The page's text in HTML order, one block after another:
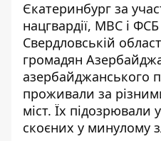
Єкатеринбург за
нацгвардії, МВС і ФСБ
Свердловській
громадян
азербайджанського
проживали за
міст. Їх підозрювали
скоєних у минулому